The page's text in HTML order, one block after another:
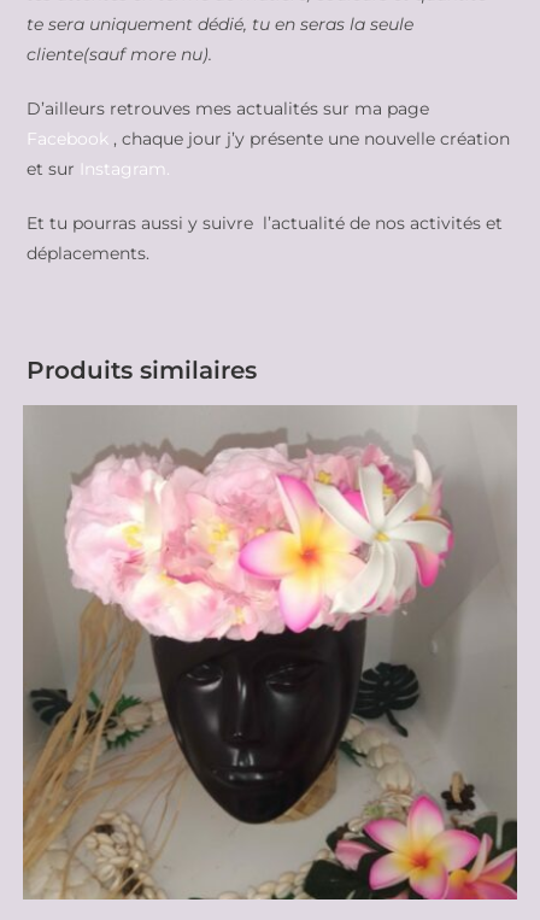
te sera uniquement dédié, tu en seras la seule
cliente(sauf more nu).
D’ailleurs retrouves mes actualités sur ma page
Facebook , chaque jour j’y présente une nouvelle création
et sur Instagram.
Et tu pourras aussi y suivre l’actualité de nos activités et
déplacements.
Produits similaires